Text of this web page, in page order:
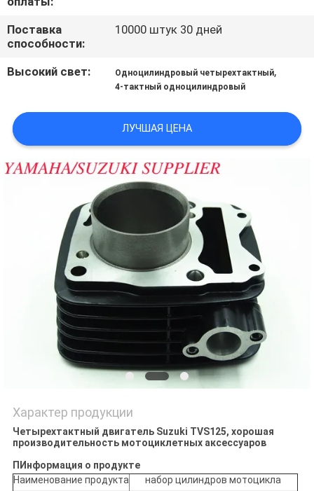
СПРОСИТЕ
ЦИТАТУ
КАРТА
САЙТА
PRIVACY
Поставка
способности:
10000 штук 30 дней
Высокий свет: Одноцилиндровый четырехтактный,
4-тактный одноцилиндровый
ЛУЧШАЯ ЦЕНА
Характер продукции
Четырехтактный двигатель Suzuki TVS125, хорошая
производительность мотоциклетных аксессуаров
П Информация о продукте
Наименование продукта
набор цилиндров мотоцикла